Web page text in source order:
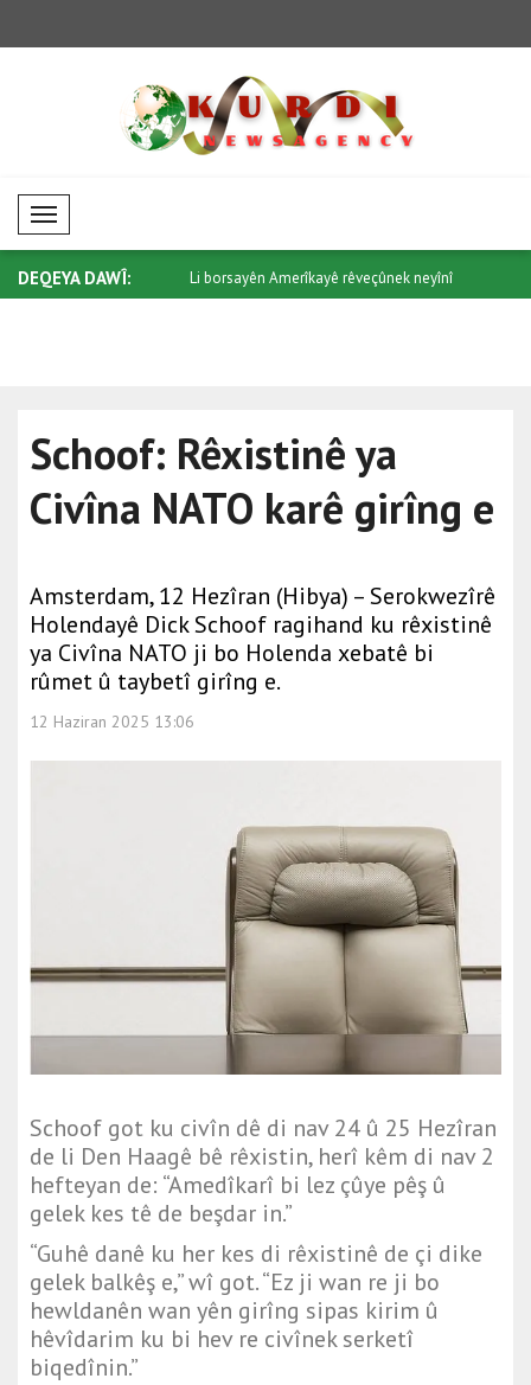
Mobil Menü
DEQEYA DAWÎ:
biyanî meyla neyînî Li borsayên Amerîkayê rêveçûnek neyînî
Schoof: Rêxistinê ya
Civîna NATO karê girîng e
Amsterdam, 12 Hezîran (Hibya) – Serokwezîrê
Holendayê Dick Schoof ragihand ku rêxistinê
ya Civîna NATO ji bo Holenda xebatê bi
rûmet û taybetî girîng e.
12 Haziran 2025 13:06
Schoof got ku civîn dê di nav 24 û 25 Hezîran
de li Den Haagê bê rêxistin, herî kêm di nav 2
hefteyan de: “Amedîkarî bi lez çûye pêş û
gelek kes tê de beşdar in.”
“Guhê danê ku her kes di rêxistinê de çi dike
gelek balkêş e,” wî got. “Ez ji wan re ji bo
hewldanên wan yên girîng sipas kirim û
hêvîdarim ku bi hev re civînek serketî
biqedînin.”